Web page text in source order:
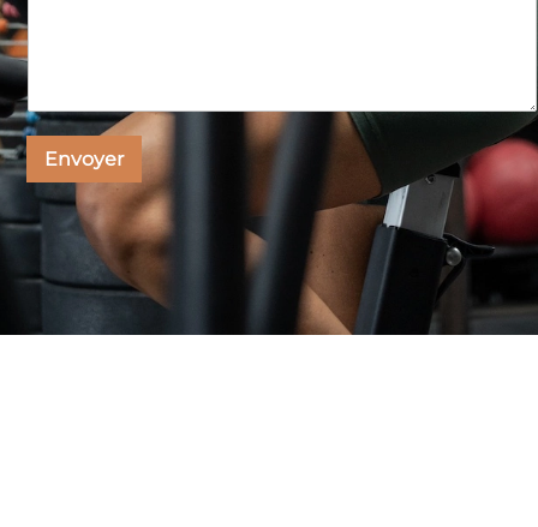
o
m
s
u
i
N
o
m
Envoyer